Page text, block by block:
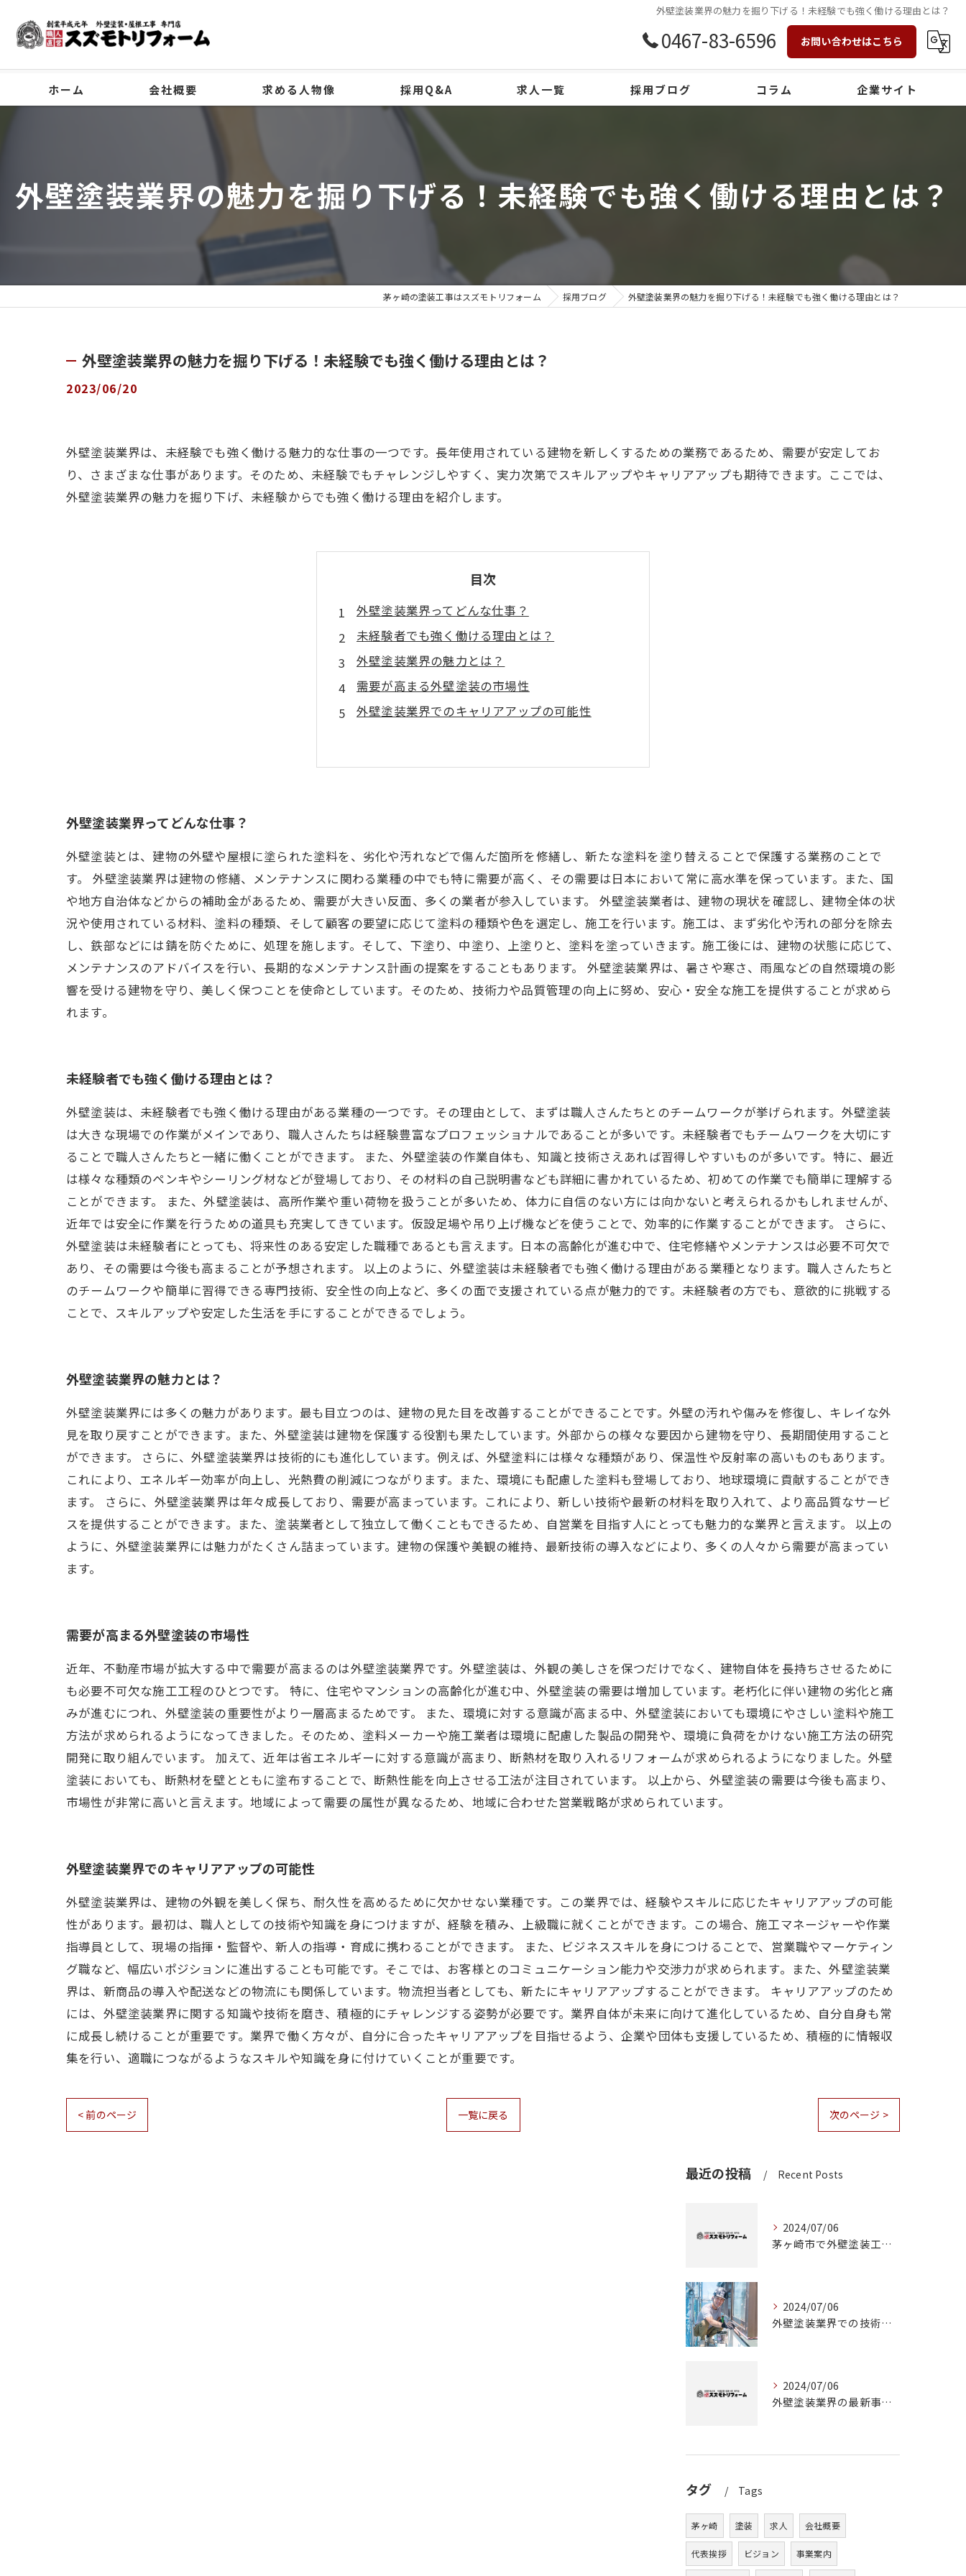
外壁塗装業界の魅力を掘り下げる！未経験でも強く働ける理由とは？
0467-83-6596 お問い合わせはこちら
ホーム 会社概要
事業案内
求める人物像 採用Q&A 求人一覧 採用ブログ コラム 企業サイト
外壁塗装業界の魅力を掘り下げる！未経験でも強く働ける理由とは？
茅ヶ崎の塗装工事はスズモトリフォーム 採用ブログ 外壁塗装業界の魅力を掘り下げる！未経験でも強く働ける理由とは？
外壁塗装業界の魅力を掘り下げる！未経験でも強く働ける理由とは？
2023/06/20
外壁塗装業界は、未経験でも強く働ける魅力的な仕事の一つです。長年使用されている建物を新しくするための業務であるため、需要が安定してお
り、さまざまな仕事があります。そのため、未経験でもチャレンジしやすく、実力次第でスキルアップやキャリアアップも期待できます。ここでは、
外壁塗装業界の魅力を掘り下げ、未経験からでも強く働ける理由を紹介します。
目次
外壁塗装業界ってどんな仕事？
未経験者でも強く働ける理由とは？
外壁塗装業界の魅力とは？
需要が高まる外壁塗装の市場性
外壁塗装業界でのキャリアアップの可能性
外壁塗装業界ってどんな仕事？
外壁塗装とは、建物の外壁や屋根に塗られた塗料を、劣化や汚れなどで傷んだ箇所を修繕し、新たな塗料を塗り替えることで保護する業務のことで
す。 外壁塗装業界は建物の修繕、メンテナンスに関わる業種の中でも特に需要が高く、その需要は日本において常に高水準を保っています。また、国
や地方自治体などからの補助金があるため、需要が大きい反面、多くの業者が参入しています。 外壁塗装業者は、建物の現状を確認し、建物全体の状
況や使用されている材料、塗料の種類、そして顧客の要望に応じて塗料の種類や色を選定し、施工を行います。施工は、まず劣化や汚れの部分を除去
し、鉄部などには錆を防ぐために、処理を施します。そして、下塗り、中塗り、上塗りと、塗料を塗っていきます。施工後には、建物の状態に応じて、
メンテナンスのアドバイスを行い、長期的なメンテナンス計画の提案をすることもあります。 外壁塗装業界は、暑さや寒さ、雨風などの自然環境の影
響を受ける建物を守り、美しく保つことを使命としています。そのため、技術力や品質管理の向上に努め、安心・安全な施工を提供することが求めら
れます。
未経験者でも強く働ける理由とは？
外壁塗装は、未経験者でも強く働ける理由がある業種の一つです。その理由として、まずは職人さんたちとのチームワークが挙げられます。外壁塗装
は大きな現場での作業がメインであり、職人さんたちは経験豊富なプロフェッショナルであることが多いです。未経験者でもチームワークを大切にす
ることで職人さんたちと一緒に働くことができます。 また、外壁塗装の作業自体も、知識と技術さえあれば習得しやすいものが多いです。特に、最近
は様々な種類のペンキやシーリング材などが登場しており、その材料の自己説明書なども詳細に書かれているため、初めての作業でも簡単に理解する
ことができます。 また、外壁塗装は、高所作業や重い荷物を扱うことが多いため、体力に自信のない方には向かないと考えられるかもしれませんが、
近年では安全に作業を行うための道具も充実してきています。仮設足場や吊り上げ機などを使うことで、効率的に作業することができます。 さらに、
外壁塗装は未経験者にとっても、将来性のある安定した職種であるとも言えます。日本の高齢化が進む中で、住宅修繕やメンテナンスは必要不可欠で
あり、その需要は今後も高まることが予想されます。 以上のように、外壁塗装は未経験者でも強く働ける理由がある業種となります。職人さんたちと
のチームワークや簡単に習得できる専門技術、安全性の向上など、多くの面で支援されている点が魅力的です。未経験者の方でも、意欲的に挑戦する
ことで、スキルアップや安定した生活を手にすることができるでしょう。
外壁塗装業界の魅力とは？
外壁塗装業界には多くの魅力があります。最も目立つのは、建物の見た目を改善することができることです。外壁の汚れや傷みを修復し、キレイな外
見を取り戻すことができます。また、外壁塗装は建物を保護する役割も果たしています。外部からの様々な要因から建物を守り、長期間使用すること
ができます。 さらに、外壁塗装業界は技術的にも進化しています。例えば、外壁塗料には様々な種類があり、保温性や反射率の高いものもあります。
これにより、エネルギー効率が向上し、光熱費の削減につながります。また、環境にも配慮した塗料も登場しており、地球環境に貢献することができ
ます。 さらに、外壁塗装業界は年々成長しており、需要が高まっています。これにより、新しい技術や最新の材料を取り入れて、より高品質なサービ
スを提供することができます。また、塗装業者として独立して働くこともできるため、自営業を目指す人にとっても魅力的な業界と言えます。 以上の
ように、外壁塗装業界には魅力がたくさん詰まっています。建物の保護や美観の維持、最新技術の導入などにより、多くの人々から需要が高まってい
ます。
需要が高まる外壁塗装の市場性
近年、不動産市場が拡大する中で需要が高まるのは外壁塗装業界です。外壁塗装は、外観の美しさを保つだけでなく、建物自体を長持ちさせるために
も必要不可欠な施工工程のひとつです。 特に、住宅やマンションの高齢化が進む中、外壁塗装の需要は増加しています。老朽化に伴い建物の劣化と痛
みが進むにつれ、外壁塗装の重要性がより一層高まるためです。 また、環境に対する意識が高まる中、外壁塗装においても環境にやさしい塗料や施工
方法が求められるようになってきました。そのため、塗料メーカーや施工業者は環境に配慮した製品の開発や、環境に負荷をかけない施工方法の研究
開発に取り組んでいます。 加えて、近年は省エネルギーに対する意識が高まり、断熱材を取り入れるリフォームが求められるようになりました。外壁
塗装においても、断熱材を壁とともに塗布することで、断熱性能を向上させる工法が注目されています。 以上から、外壁塗装の需要は今後も高まり、
市場性が非常に高いと言えます。地域によって需要の属性が異なるため、地域に合わせた営業戦略が求められています。
外壁塗装業界でのキャリアアップの可能性
外壁塗装業界は、建物の外観を美しく保ち、耐久性を高めるために欠かせない業種です。この業界では、経験やスキルに応じたキャリアアップの可能
性があります。最初は、職人としての技術や知識を身につけますが、経験を積み、上級職に就くことができます。この場合、施工マネージャーや作業
指導員として、現場の指揮・監督や、新人の指導・育成に携わることができます。 また、ビジネススキルを身につけることで、営業職やマーケティン
グ職など、幅広いポジションに進出することも可能です。そこでは、お客様とのコミュニケーション能力や交渉力が求められます。また、外壁塗装業
界は、新商品の導入や配送などの物流にも関係しています。物流担当者としても、新たにキャリアアップすることができます。 キャリアアップのため
には、外壁塗装業界に関する知識や技術を磨き、積極的にチャレンジする姿勢が必要です。業界自体が未来に向けて進化しているため、自分自身も常
に成長し続けることが重要です。業界で働く方々が、自分に合ったキャリアアップを目指せるよう、企業や団体も支援しているため、積極的に情報収
集を行い、適職につながるようなスキルや知識を身に付けていくことが重要です。
< 前のページ 一覧に戻る 次のページ >
最近の投稿 Recent Posts
2024/07/06
茅ヶ崎市で外壁塗装工事をお考えなら！専門業者にお任せください。
2024/07/06
外壁塗装業界での技術力と知識の向上に役立つ茅ヶ崎市の塗装工事職人募集
2024/07/06
外壁塗装業界の最新事情：茅ヶ崎市の塗装職人募集について
タグ Tags
茅ヶ崎 塗装 求人 会社概要
代表挨拶 ビジョン 事業案内